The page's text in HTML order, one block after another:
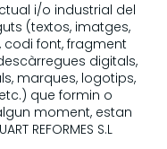
i/o industrial del
(textos, imatges,
codi font, fragment
digitals,
marques, logotips,
que formin o
moment, estan
REFORMES S.L